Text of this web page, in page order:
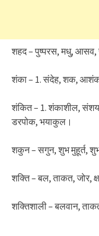
शहद – पुष्परस, मधु, आसव,
शंका – 1. संदेह, शक,
शंकित – 1. शंकाशील,
डरपोक, भयाकुल।
शकुन – सगुन, शुभ मुहूर्त,
शक्ति – बल, ताकत, जोर,
शक्तिशाली – बलवान,